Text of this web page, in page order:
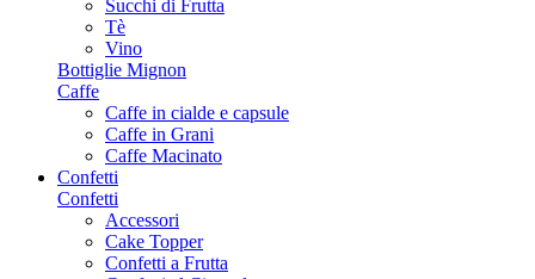
Succhi di Frutta
Tè
Vino
Bottiglie Mignon
Caffe
Caffe in cialde e capsule
Caffe in Grani
Caffe Macinato
Confetti
Confetti
Accessori
Cake Topper
Confetti a Frutta